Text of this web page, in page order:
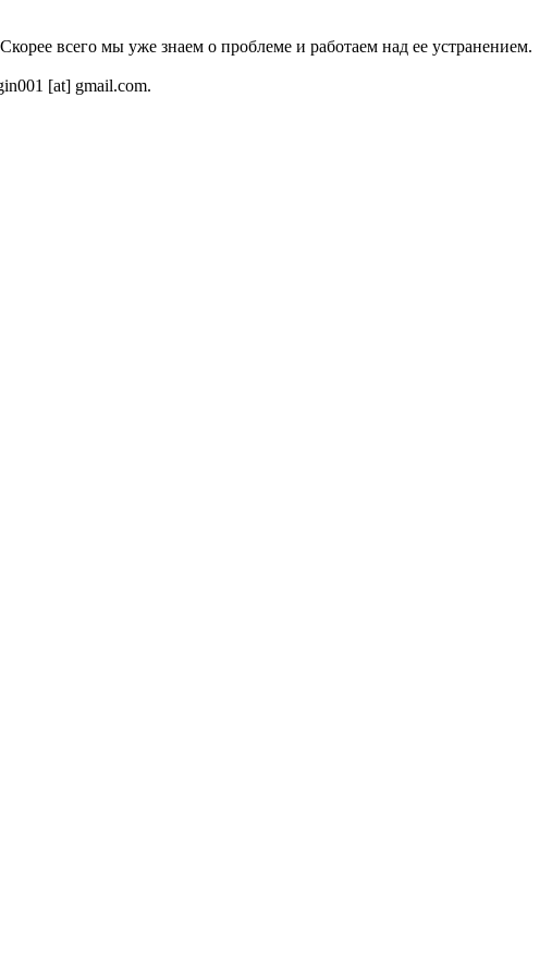
всего мы уже знаем о проблеме и работаем над ее устранением.
[at] gmail.com.